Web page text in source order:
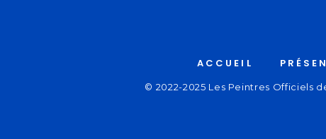
ACCUEIL
© 2022-2025 Les Peintres Officiels